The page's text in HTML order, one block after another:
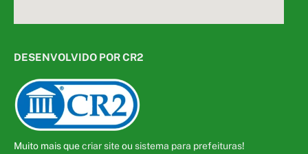
DESENVOLVIDO POR CR2
Muito mais quecriar siteou sistema para prefeituras!